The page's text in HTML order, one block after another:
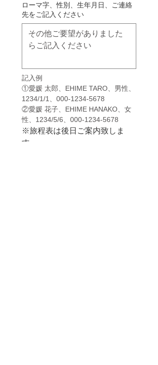
ローマ字、性別、生年月日、ご連絡
先をご記入ください
記入例
①愛媛 太郎、EHIME TARO、男性、
1234/1/1、000-1234-5678
②愛媛 花子、EHIME HANAKO、女
性、1234/5/6、000-1234-5678
※旅程表は後日ご案内致しま
す。